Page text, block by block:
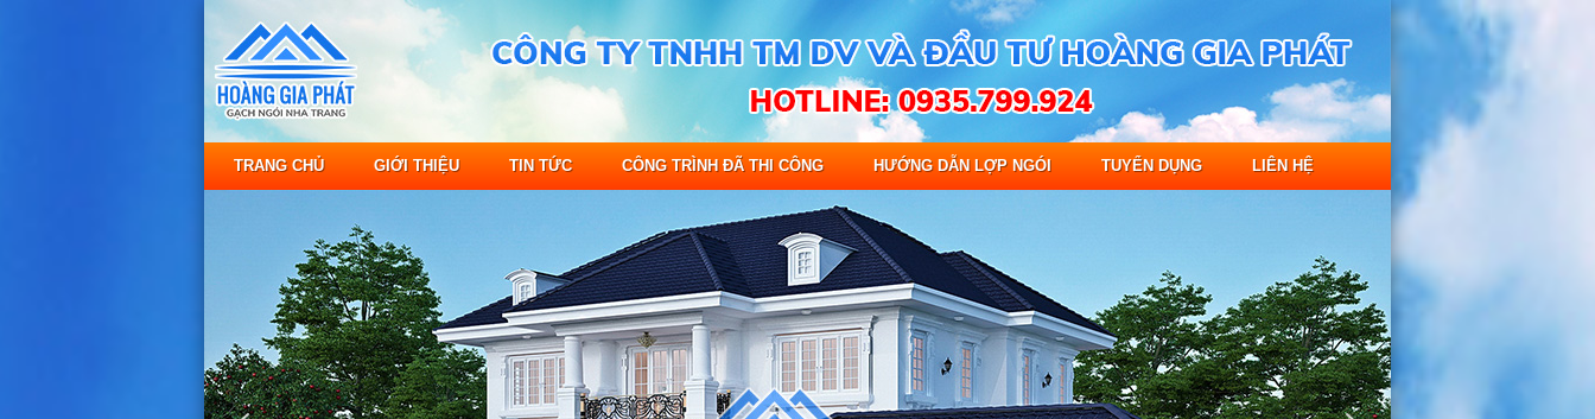
TRANG CHỦ GIỚI THIỆU TIN TỨC CÔNG TRÌNH ĐÃ THI CÔNG HƯỚNG DẪN LỢP NGÓI TUYỂN DỤNG LIÊN HỆ